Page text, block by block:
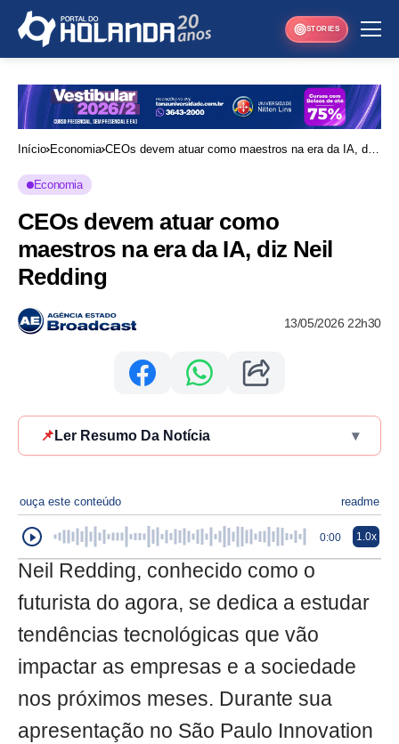
STORIES
Início Economia CEOs devem atuar como maestros na era da IA, diz
Economia
CEOs devem atuar como
maestros na era da IA, diz Neil
Redding
13/05/2026 22h30
📌 Ler Resumo Da Notícia ▾
ouça este conteúdo readme
0:00 1.0x
Neil Redding, conhecido como o
futurista do agora, se dedica a estudar
tendências tecnológicas que vão
impactar as empresas e a sociedade
nos próximos meses. Durante sua
apresentação no São Paulo Innovation